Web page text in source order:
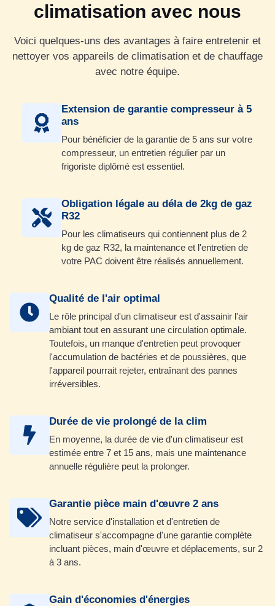
climatisation avec nous
Voici quelques-uns des avantages à faire entretenir et
nettoyer vos appareils de climatisation et de chauffage
avec notre équipe.
Extension de garantie compresseur à 5
ans
Pour bénéficier de la garantie de 5 ans sur votre
compresseur, un entretien régulier par un
frigoriste diplômé est essentiel.
Obligation légale au déla de 2kg de gaz
R32
Pour les climatiseurs qui contiennent plus de 2
kg de gaz R32, la maintenance et l'entretien de
votre PAC doivent être réalisés annuellement.
Qualité de l'air optimal
Le rôle principal d'un climatiseur est d'assainir l'air
ambiant tout en assurant une circulation optimale.
Toutefois, un manque d'entretien peut provoquer
l'accumulation de bactéries et de poussières, que
l'appareil pourrait rejeter, entraînant des pannes
irréversibles.
Durée de vie prolongé de la clim
En moyenne, la durée de vie d'un climatiseur est
estimée entre 7 et 15 ans, mais une maintenance
annuelle régulière peut la prolonger.
Garantie pièce main d'œuvre 2 ans
Notre service d'installation et d'entretien de
climatiseur s'accompagne d'une garantie complète
incluant pièces, main d'œuvre et déplacements, sur 2
à 3 ans.
Gain d'économies d'énergies